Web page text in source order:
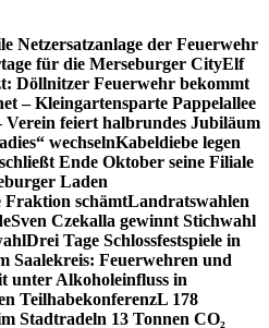
Netzersatzanlage der Feuerwehr
für die Merseburger CityElf
Döllnitzer Feuerwehr bekommt
– Kleingartensparte Pappelallee
feiert halbrundes Jubiläum
wechselnKabeldiebe legen
Ende Oktober seine Filiale
Laden
Fraktion schämtLandratswahlen
Sven Czekalla gewinnt Stichwahl
Drei Tage Schlossfestspiele in
Saalekreis: Feuerwehren und
unter Alkoholeinfluss in
TeilhabekonferenzL 178
Stadtradeln 13 Tonnen CO₂